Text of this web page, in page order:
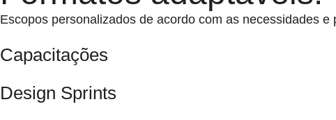
Escopos personalizados de acordo com as necessidades
Capacitações
Design Sprints